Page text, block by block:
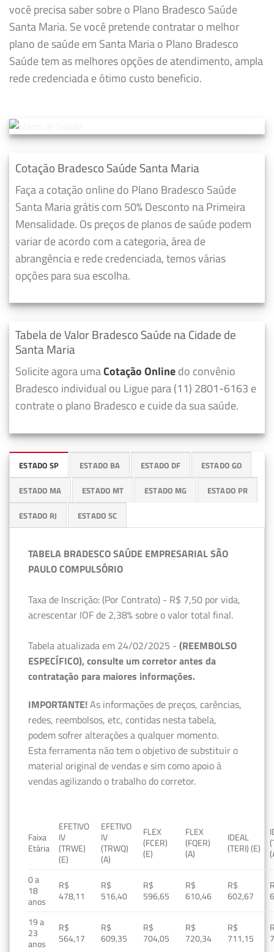
você precisa saber sobre o Plano Bradesco Saúde
Santa Maria. Se você pretende contratar o melhor
plano de saúde em Santa Maria o Plano Bradesco
Saúde tem as melhores opções de atendimento, ampla
rede credenciada e ótimo custo beneficio.
Cotação Bradesco Saúde Santa Maria
Faça a cotação online do Plano Bradesco Saúde
Santa Maria grátis com 50% Desconto na Primeira
Mensalidade. Os preços de planos de saúde podem
variar de acordo com a categoria, área de
abrangência e rede credenciada, temos várias
opções para sua escolha.
Tabela de Valor Bradesco Saúde na Cidade de
Santa Maria
Solicite agora umaCotação Onlinedo convênio
Bradesco individual ou Ligue para (11) 2801-6163 e
contrate o plano Bradesco e cuide da sua saúde.
ESTADO SP ESTADO BA ESTADO DF ESTADO GO
ESTADO MA ESTADO MT ESTADO MG ESTADO PR
ESTADO RJ ESTADO SC
TABELA BRADESCO SAÚDE EMPRESARIAL SÃO
PAULO COMPULSÓRIO
Taxa de Inscrição: (Por Contrato) - R$ 7,50 por vida,
acrescentar IOF de 2,38% sobre o valor total final.
Tabela atualizada em 24/02/2025 - (REEMBOLSO
ESPECÍFICO), consulte um corretor antes da
contratação para maiores informações.
IMPORTANTE!As informações de preços, carências,
redes, reembolsos, etc, contidas nesta tabela,
podem sofrer alterações a qualquer momento.
Esta ferramenta não tem o objetivo de substituir o
material original de vendas e sim como apoio à
vendas agilizando o trabalho do corretor.
Faixa
Etária
EFETIVO
IV
(TRWE)
(E)
EFETIVO
IV
(TRWQ)
(A)
FLEX
(FCER)
(E)
FLEX
(FQER)
(A)
IDEAL
(TERI) (E)
0 a
18
anos
R$
478,11
R$
516,40
R$
596,65
R$
610,46
R$
602,67
19 a
23
anos
R$
564,17
R$
609,35
R$
704,05
R$
720,34
R$
711,15